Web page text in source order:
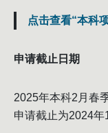
点击查看“本科
申请截止日期
2025年本科2月春
申请截止为2024年